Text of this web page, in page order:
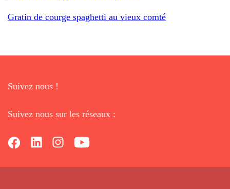
Gratin de courge spaghetti au vieux comté
Suivez nous !
Suivez nous sur les réseaux :